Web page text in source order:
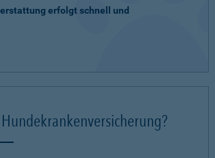
erfolgt schnell und